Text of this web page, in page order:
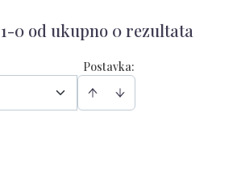
0 od ukupno 0 rezultata
Postavka: